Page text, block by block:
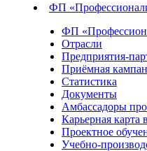
ФП
ФП
Отрасли
Предприятия-
Приёмная
Статистика
Документы
Амбассадоры
Карьерная карта
Проектное
Учебно-